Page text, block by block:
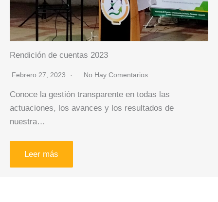
Rendición de cuentas 2023
Febrero 27, 2023 No Hay Comentarios
Conoce la gestión transparente en todas las
actuaciones, los avances y los resultados de
nuestra…
Leer más